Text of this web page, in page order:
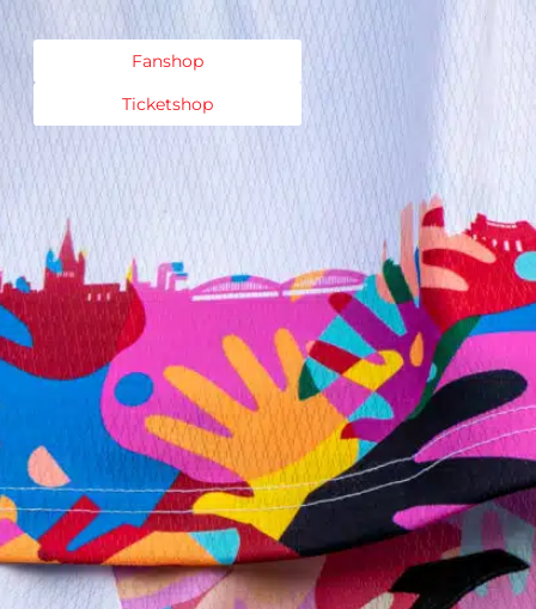
Fanshop
Ticketshop